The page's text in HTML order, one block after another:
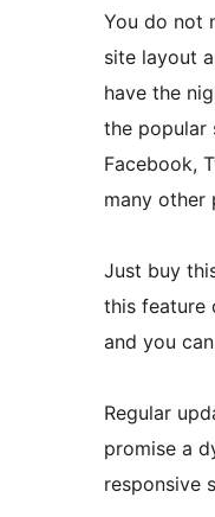
You do not
site layout
have the
the popular
Facebook,
many other
Just buy
this feature
and you
Regular
promise a
responsive